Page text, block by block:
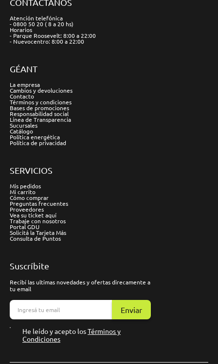
CONTÁCTANOS
Atención telefónica
- 0800 50 20 ( 8 a 20 hs)
Horarios
- Parque Roosevelt: 8:00 a 22:00
- Nuevocentro: 8:00 a 22:00
GÉANT
La empresa
Cambios y devoluciones
Contacto
Términos y condiciones
Bases de promociones
Responsabilidad social
Línea de Transparencia
Sucursales
Catálogo
Política energética
Política de privacidad
SERVICIOS
Mis pedidos
Mi carrito
Cómo comprar
Preguntas frecuentes
Proveedores
Vea su ticket aquí
Trabaje con nosotros
Portal GDU
Solicitá la Tarjeta Más
Consulta de Puntos
Suscríbite
Recibí las ultimas novedades y ofertas direcamente a
tu email
Enviar
He leído y acepto losTérminos y
Condiciones